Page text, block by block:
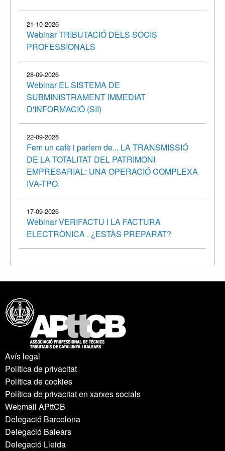
21-10-2026
Webinar TRIBUTACIÓ DELS SOCIS
PROFESSIONALS
28-09-2026
Webinar EL SISTEMA DE
SUBMINISTRAMENT IMMEDIAT
D'INFORMACIÓ (SII)
22-09-2026
Fem un cafè i parlem de... LA TRANSMISSIÓ
DE LA TOTALITAT DEL PATRIMONI
EMPRESARIAL: UNA OPERACIÓ COMPLEXA
IVA-TPO.
17-09-2026
Webinar VERIFACTU I LA FACTURA
ELECTRÒNICA . ¿ESTÀS PREPARAT?
Avís legal
Política de privacitat
Política de cookies
Política de privacitat en xarxes socials
Webmail APttCB
Delegació Barcelona
Delegació Balears
Delegació Lleida